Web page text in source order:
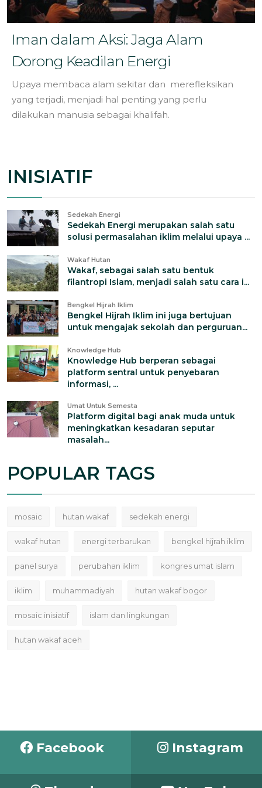
Iman dalam Aksi: Jaga Alam
Dorong Keadilan Energi
Upaya membaca alam sekitar dan merefleksikan
yang terjadi, menjadi hal penting yang perlu
dilakukan manusia sebagai khalifah.
INISIATIF
Sedekah Energi
Sedekah Energi merupakan salah satu
solusi permasalahan iklim melalui upaya ...
Wakaf Hutan
Wakaf, sebagai salah satu bentuk
filantropi Islam, menjadi salah satu cara i...
Bengkel Hijrah Iklim
Bengkel Hijrah Iklim ini juga bertujuan
untuk mengajak sekolah dan perguruan...
Knowledge Hub
Knowledge Hub berperan sebagai
platform sentral untuk penyebaran
informasi, ...
Umat Untuk Semesta
Platform digital bagi anak muda untuk
meningkatkan kesadaran seputar
masalah...
POPULAR TAGS
mosaic hutan wakaf sedekah energi
wakaf hutan energi terbarukan bengkel hijrah iklim
panel surya perubahan iklim kongres umat islam
iklim muhammadiyah hutan wakaf bogor
mosaic inisiatif islam dan lingkungan
hutan wakaf aceh
Facebook Instagram